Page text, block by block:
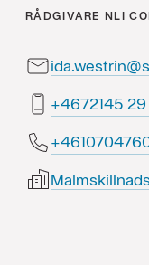
RÅDGIVARE NLI
10 92